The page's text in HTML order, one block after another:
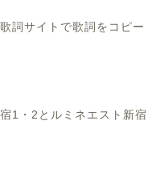
詞サイトで歌詞をコピー
1・2とルミネエスト新宿